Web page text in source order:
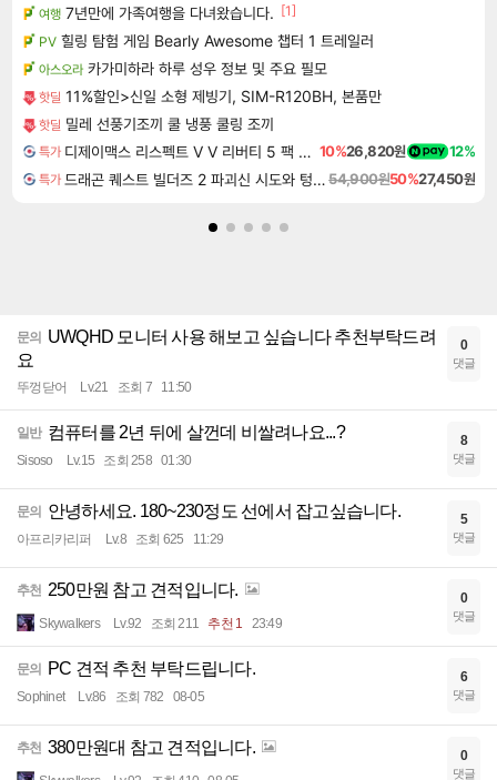
여행 7년만에 가족여행을 다녀왔습니다. [1]
PV 힐링 탐험 게임 Bearly Awesome 챕터 1 트레일러
아스오라 카가미하라 하루 성우 정보 및 주요 필모
핫딜 11%할인>신일 소형 제빙기, SIM-R120BH, 본품만
핫딜 밀레 선풍기조끼 쿨 냉풍 쿨링 조끼
특가 디제이맥스 리스펙트 V V 리버티 5 팩 DJMAX RESPECT V V Liberty 5 Pack DLC 10%26,820원 12%
특가 드래곤 퀘스트 빌더즈 2 파괴신 시도와 텅 빈 섬 Dragon Quest Builders 254,900원50%27,450원
문의
UWQHD 모니터 사용 해보고 싶습니다 추천부탁드려
요
뚜껑닫어 Lv.21 조회 7 11:50
0
댓글
일반 컴퓨터를 2년 뒤에 살껀데 비쌀려나요...?
Sisoso Lv.15 조회 258 01:30
8
댓글
문의 안녕하세요. 180~230정도 선에서 잡고싶습니다.
아프리카리퍼 Lv.8 조회 625 11:29
5
댓글
추천 250만원 참고 견적입니다.
Skywalkers Lv.92 조회 211 추천 1 23:49
0
댓글
문의 PC 견적 추천 부탁드립니다.
Sophinet Lv.86 조회 782 08-05
6
댓글
추천 380만원대 참고 견적입니다. 0
댓글